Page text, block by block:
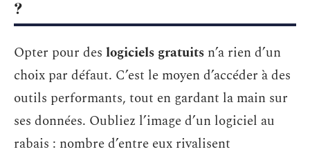
?
Opter pour des logiciels gratuits n’a rien d’un
choix par défaut. C’est le moyen d’accéder à des
outils performants, tout en gardant la main sur
ses données. Oubliez l’image d’un logiciel au
rabais : nombre d’entre eux rivalisent